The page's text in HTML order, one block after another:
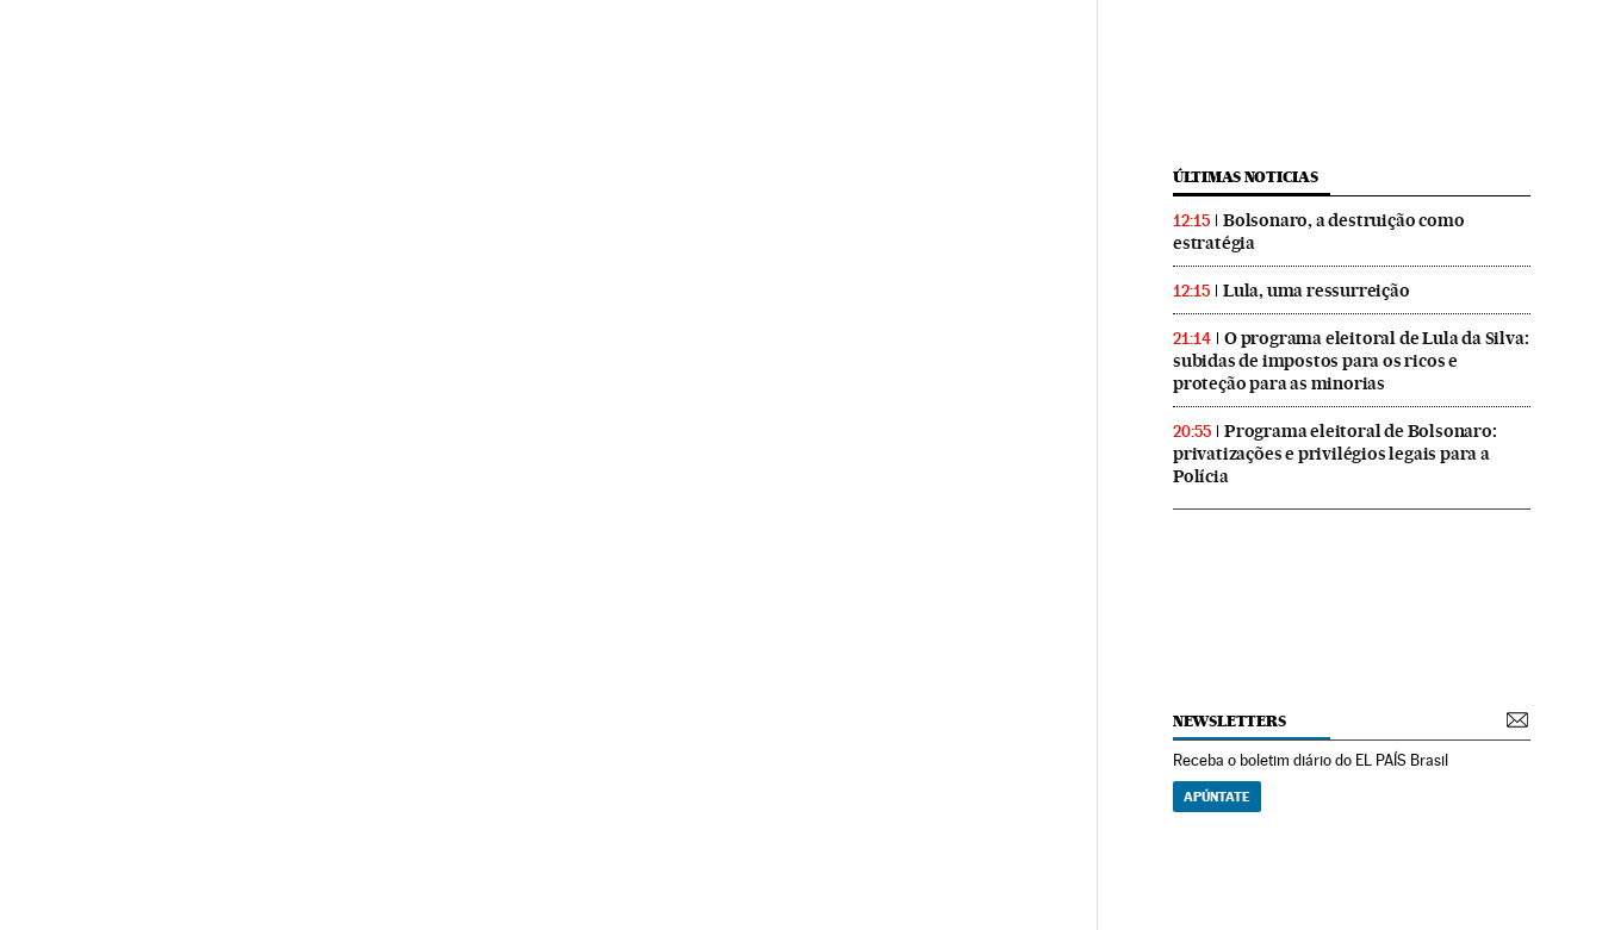
ÚLTIMAS NOTICIAS
12:15
Bolsonaro, a destruição como
estratégia
12:15 Lula, uma ressurreição
21:14
O programa eleitoral de Lula da Silva:
subidas de impostos para os ricos e
proteção para as minorias
20:55
Programa eleitoral de Bolsonaro:
privatizações e privilégios legais para a
Polícia
NEWSLETTERS
Receba o boletim diário do EL PAÍS Brasil
APÚNTATE